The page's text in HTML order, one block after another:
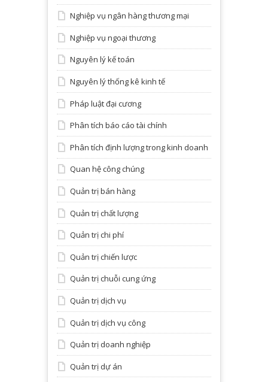
Nghiệp vụ ngân hàng thương mại
Nghiệp vụ ngoại thương
Nguyên lý kế toán
Nguyên lý thống kê kinh tế
Pháp luật đại cương
Phân tích báo cáo tài chính
Phân tích định lượng trong kinh doanh
Quan hệ công chúng
Quản trị bán hàng
Quản trị chất lượng
Quản trị chi phí
Quản trị chiến lược
Quản trị chuỗi cung ứng
Quản trị dịch vụ
Quản trị dịch vụ công
Quản trị doanh nghiệp
Quản trị dự án